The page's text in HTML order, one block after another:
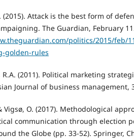
(2015). Attack is the best form of
The Guardian, February
politics/2015/feb/
golden-rules
R.A. (2011). Political marketing
Journal of business management,
Vigsø, O. (2017). Methodological
communication through election
the Globe (pp. 33-52). Springer,